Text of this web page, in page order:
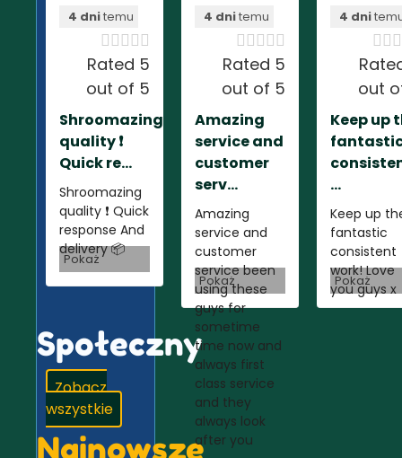
4 dnitemu

Rated 5
out of 5
Shroomazing
quality ❗️
Quick re...
Shroomazing
quality ❗️ Quick
response And
delivery 📦
Pokaż
4 dnitemu

Rated 5
out of 5
Amazing
service and
customer
serv...
Amazing
service and
customer
service been
using these
guys for
sometime
time now and
always first
class service
and they
always look
after you
Pokaż
4 dni

out
Keep up
...
Keep up
fantastic
consistent
work! Love
you guys x
Pokaż
Społeczny
Zobacz
wszystkie
Najnowsze